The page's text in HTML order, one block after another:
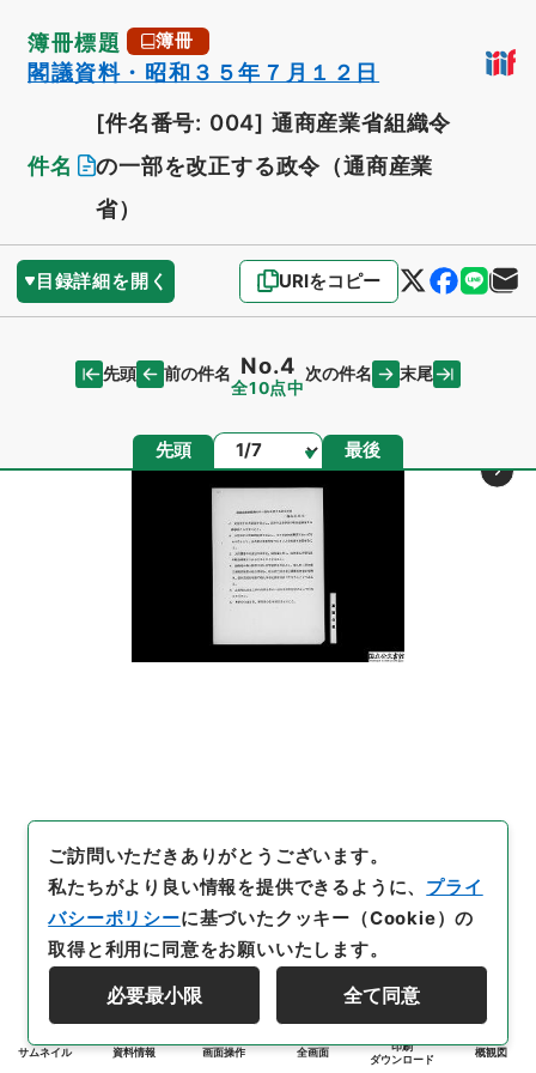
簿冊標題 簿冊
閣議資料・昭和３５年７月１２日
件名
[件名番号: 004] 通商産業省組織令
の一部を改正する政令（通商産業
省）
目録詳細を開く URIをコピー
先頭 前の件名 No.4
全10点中
次の件名 末尾
先頭 ページ 最後
サムネイル 資料情報 画面操作 全画面
印刷
ダウンロード
概観図
ご訪問いただきありがとうございます。
私たちがより良い情報を提供できるように、 プライ
バシーポリシーに基づいたクッキー（Cookie）の
取得と利用に同意をお願いいたします。
必要最小限 全て同意